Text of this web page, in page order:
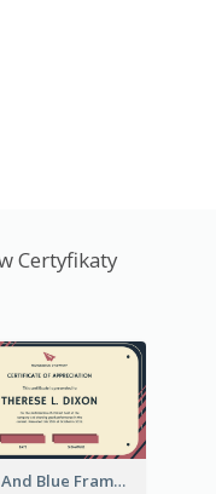
Certyfikaty
Pink And Blue Frame Company Certificate